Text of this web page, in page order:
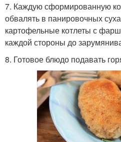
7. Каждую сформированную
обвалять в панировочных
картофельные котлеты с
каждой стороны до
8. Готовое блюдо подавать